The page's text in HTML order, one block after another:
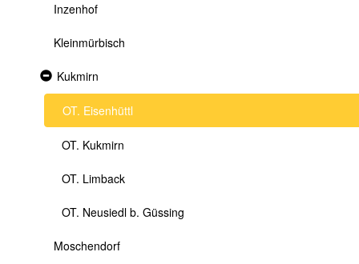
Inzenhof
Kleinmürbisch
Expanded
Kukmirn
OT. Eisenhüttl
OT. Kukmirn
OT. Limback
OT. Neusiedl b. Güssing
Moschendorf